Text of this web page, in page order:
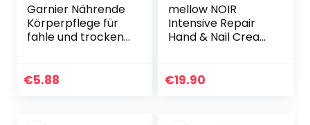
Garnier Nährende
Körperpflege für
fahle und trockene
Vitamin C, Für bis
€5.88
mellow NOIR
Intensive Repair
Hand & Nail Cream
raue, trockene
€19.90